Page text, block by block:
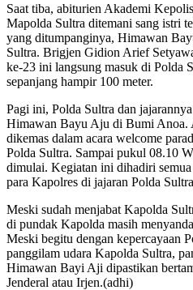
Saat tiba, abiturien Akademi
Mapolda Sultra ditemani sang istri
yang ditumpanginya, Himawan
Sultra. Brigjen Gidion Arief
ke-23 ini langsung masuk di Polda
sepanjang hampir 100 meter.
Pagi ini, Polda Sultra dan
Himawan Bayu Aju di Bumi Anoa.
dikemas dalam acara welcome
Polda Sultra. Sampai pukul 08.10
dimulai. Kegiatan ini dihadiri
para Kapolres di jajaran Polda
Meski sudah menjabat Kapolda
di pundak Kapolda masih
Meski begitu dengan kepercayaan
panggilam udara Kapolda Sultra,
Himawan Bayi Aji dipastikan
Jenderal atau Irjen.(adhi)